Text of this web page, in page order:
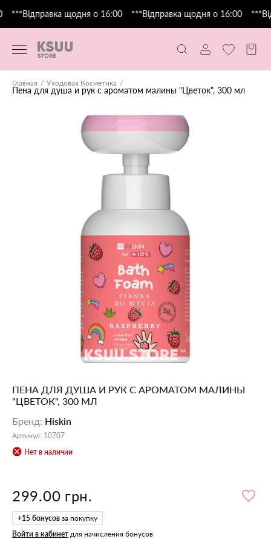
***Відправка щодня о 16:00 ***Відправка щодня о 16:00
Главная Уходовая Косметика
Пена для душа и рук с ароматом малины "Цветок", 300 мл
ПЕНА ДЛЯ ДУША И РУК С АРОМАТОМ МАЛИНЫ
"ЦВЕТОК", 300 МЛ
Бренд: Hiskin
Артикул: 10707
Нет в наличии
299.00 грн.
+15 бонусов за покупку
Войти в кабинет для начисления бонусов